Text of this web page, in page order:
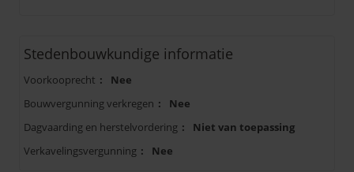
Stedenbouwkundige informatie
Voorkooprecht :
Nee
Bouwvergunning verkregen :
Nee
Dagvaarding en herstelvordering :
Niet van toepassing
Verkavelingsvergunning : Nee